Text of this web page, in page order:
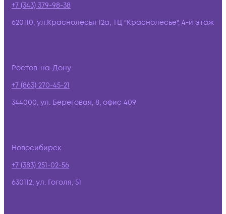
+7 (343) 379-98-38
620110, ул.Краснолесья 12а, ТЦ "Краснолесье", 4-й этаж
Ростов-на-Дону
+7 (863) 270-45-21
344000, ул. Береговая, 8, офис 409
Новосибирск
+7 (383) 251-02-56
630112, ул. Гоголя, 51